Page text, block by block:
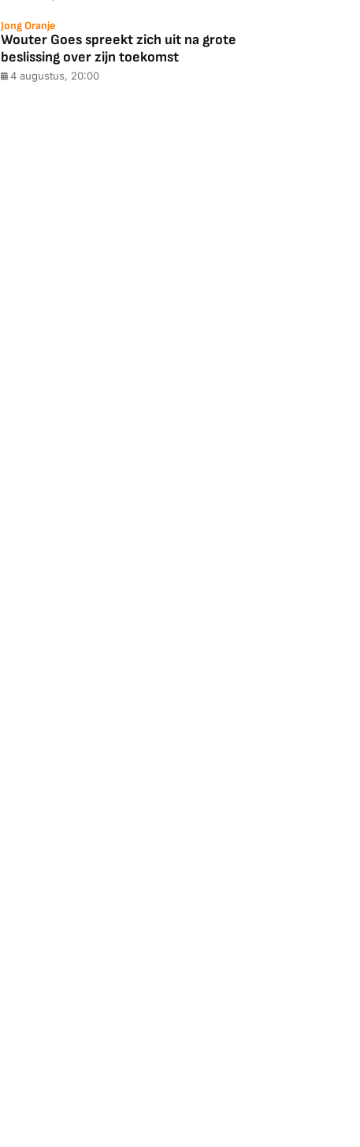
Jong Oranje
Wouter Goes spreekt zich uit na grote
beslissing over zijn toekomst
4 augustus, 20:00